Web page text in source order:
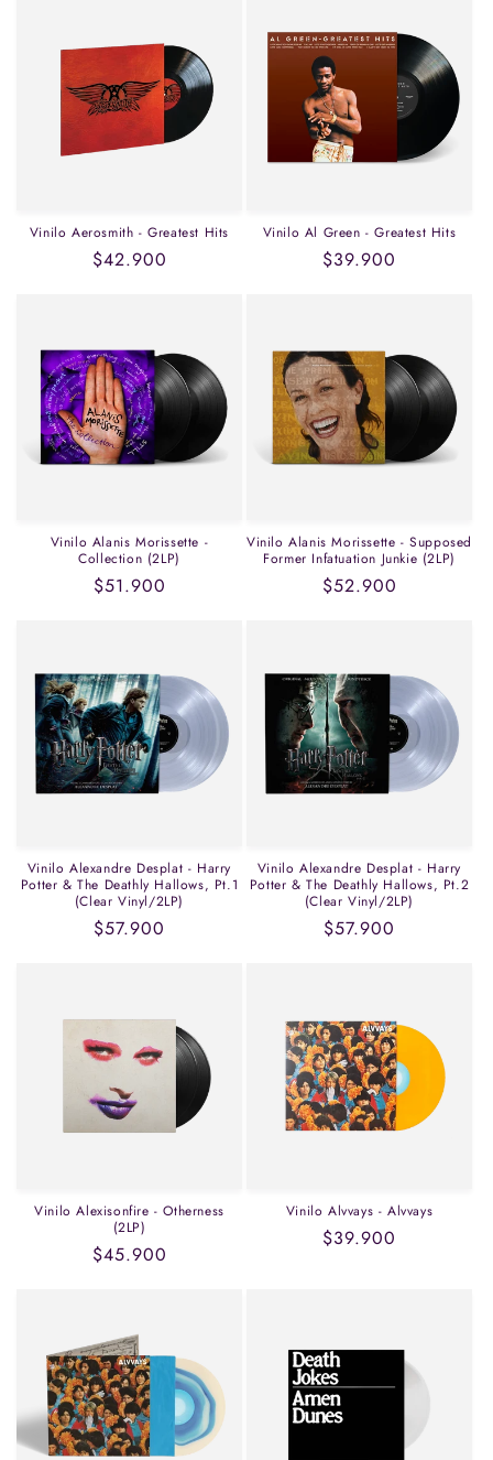
Vinilo Aerosmith - Greatest Hits
Precio
$42.900
Vinilo Al Green - Greatest Hits
Precio
$39.900
Vinilo Alanis Morissette -
Collection (2LP)
Precio
$51.900
Vinilo Alanis Morissette - Supposed
Former Infatuation Junkie (2LP)
Precio
$52.900
Vinilo Alexandre Desplat - Harry
Potter & The Deathly Hallows, Pt.1
(Clear Vinyl/2LP)
Precio
$57.900
Vinilo Alexandre Desplat - Harry
Potter & The Deathly Hallows, Pt.2
(Clear Vinyl/2LP)
Precio
$57.900
Vinilo Alexisonfire - Otherness
(2LP)
Precio
$45.900
Vinilo Alvvays - Alvvays
Precio
$39.900